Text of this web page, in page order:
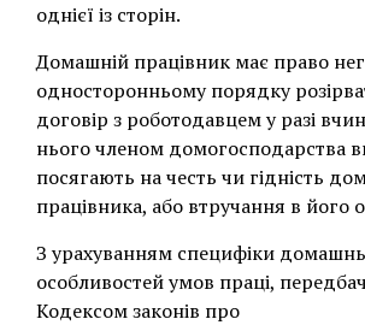
однієї із сторін.
Домашній працівник має право
односторонньому порядку
договір з роботодавцем у разі
нього членом домогосподарства
посягають на честь чи гідність
працівника, або втручання в його
З урахуванням специфіки
особливостей умов праці,
Кодексом законів про